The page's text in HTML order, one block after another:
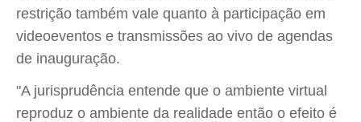
restrição também vale quanto à participação em
videoeventos e transmissões ao vivo de agendas
de inauguração.
"A jurisprudência entende que o ambiente virtual
reproduz o ambiente da realidade então o efeito é